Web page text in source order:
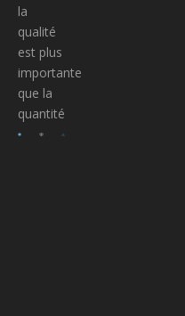
la
qualité
est plus
importante
que la
quantité